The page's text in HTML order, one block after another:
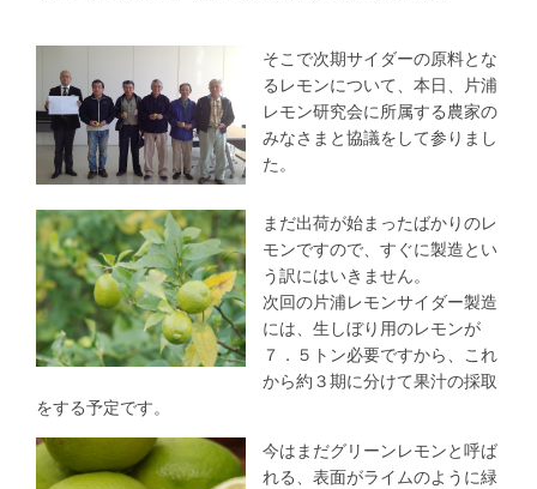
そこで次期サイダーの原料とな
るレモンについて、本日、片浦
レモン研究会に所属する農家の
みなさまと協議をして参りまし
た。
まだ出荷が始まったばかりのレ
モンですので、すぐに製造とい
う訳にはいきません。
次回の片浦レモンサイダー製造
には、生しぼり用のレモンが
７．５トン必要ですから、これ
から約３期に分けて果汁の採取
をする予定です。
今はまだグリーンレモンと呼ば
れる、表面がライムのように緑